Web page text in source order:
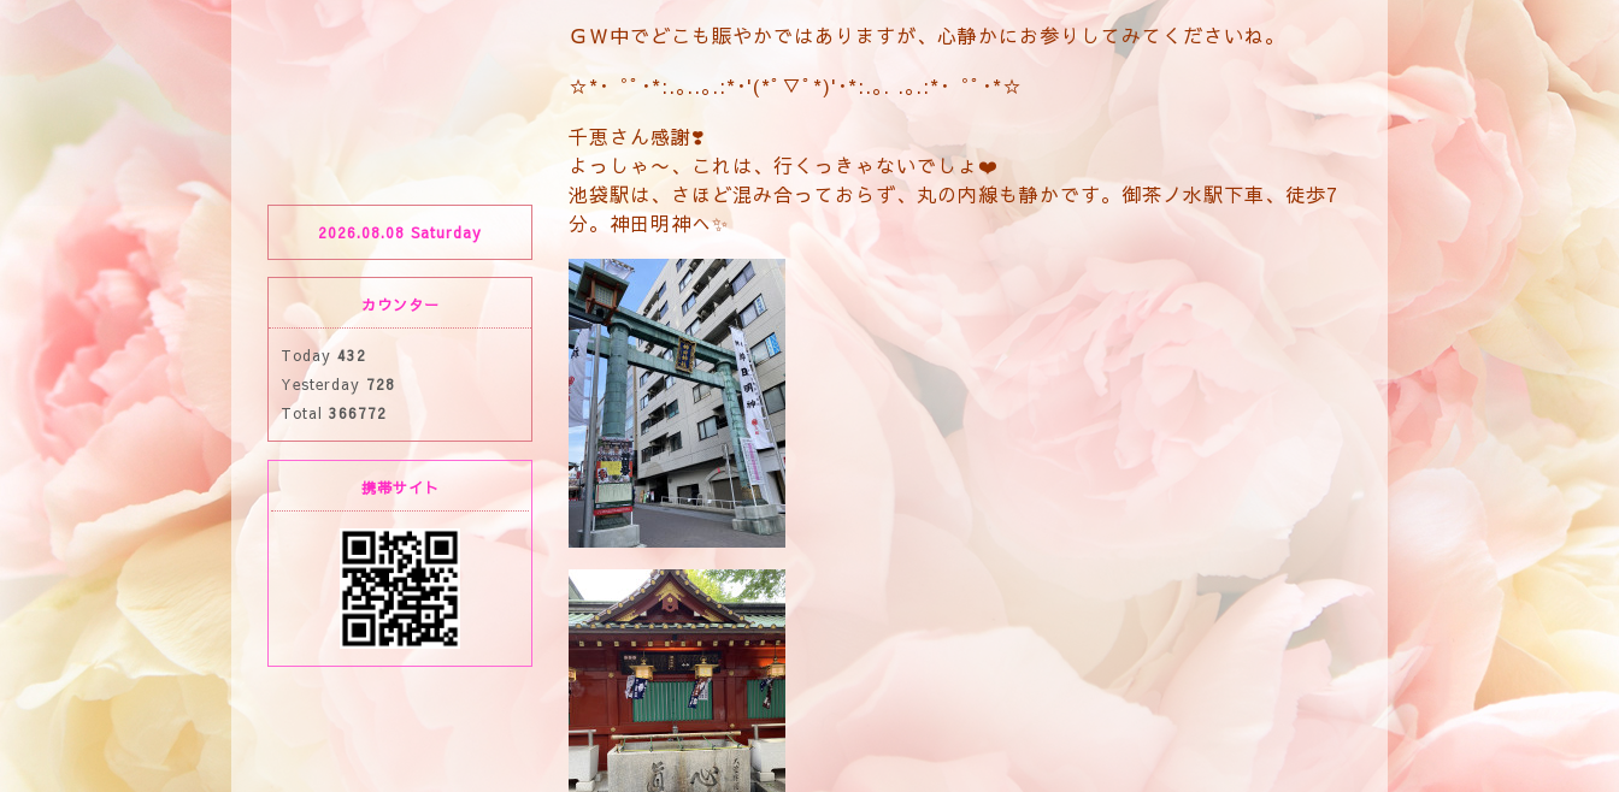
ＧＷ中でどこも賑やかではありますが、心静かにお参りしてみてくださいね。
☆*･゜ﾟ･*:.｡..｡.:*･'(*ﾟ▽ﾟ*)'･*:.｡. .｡.:*･゜ﾟ･*☆
千恵さん感謝❣️
よっしゃ〜、これは、行くっきゃないでしょ❤️
池袋駅は、さほど混み合っておらず、丸の内線も静かです。御茶ノ水駅下車、徒歩7
分。神田明神へ✨
2026.08.08 Saturday
カウンター
Today 432
Yesterday 728
Total 366772
携帯サイト